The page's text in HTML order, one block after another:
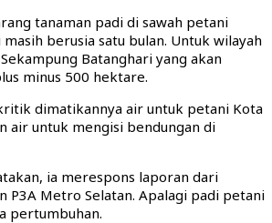
tanaman padi di sawah petani
berusia satu bulan. Untuk wilayah
Batanghari yang akan
minus 500 hektare.
dimatikannya air untuk petani Kota
air untuk mengisi bendungan di
ia merespons laporan dari
P3A Metro Selatan. Apalagi padi petani
pertumbuhan.